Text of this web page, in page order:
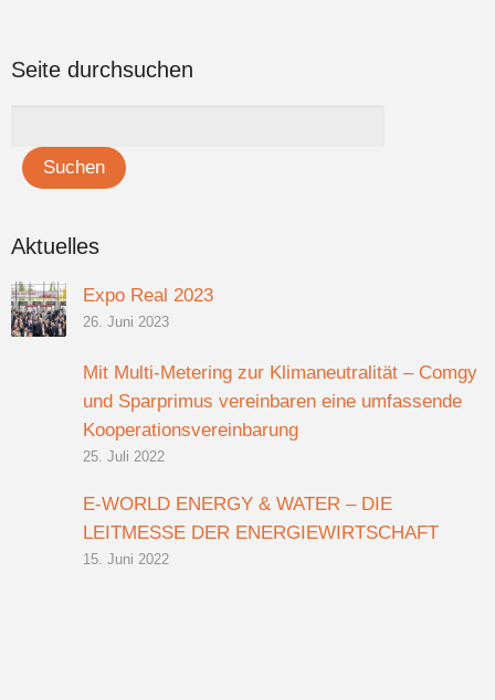
Seite durchsuchen
Aktuelles
Expo Real 2023
26. Juni 2023
Mit Multi-Metering zur Klimaneutralität – Comgy
und Sparprimus vereinbaren eine umfassende
Kooperationsvereinbarung
25. Juli 2022
E-WORLD ENERGY & WATER – DIE
LEITMESSE DER ENERGIEWIRTSCHAFT
15. Juni 2022